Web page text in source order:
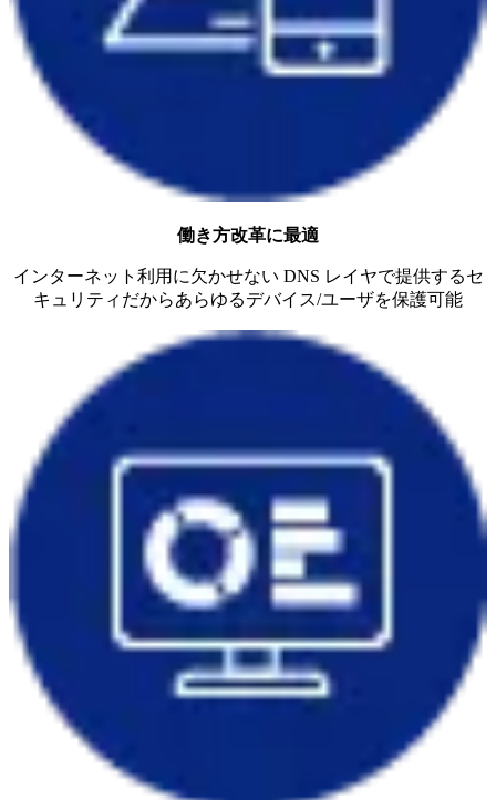
働き方改革に最適
インターネット利用に欠かせない DNS レイヤで提供するセ
キュリティだからあらゆるデバイス/ユーザを保護可能